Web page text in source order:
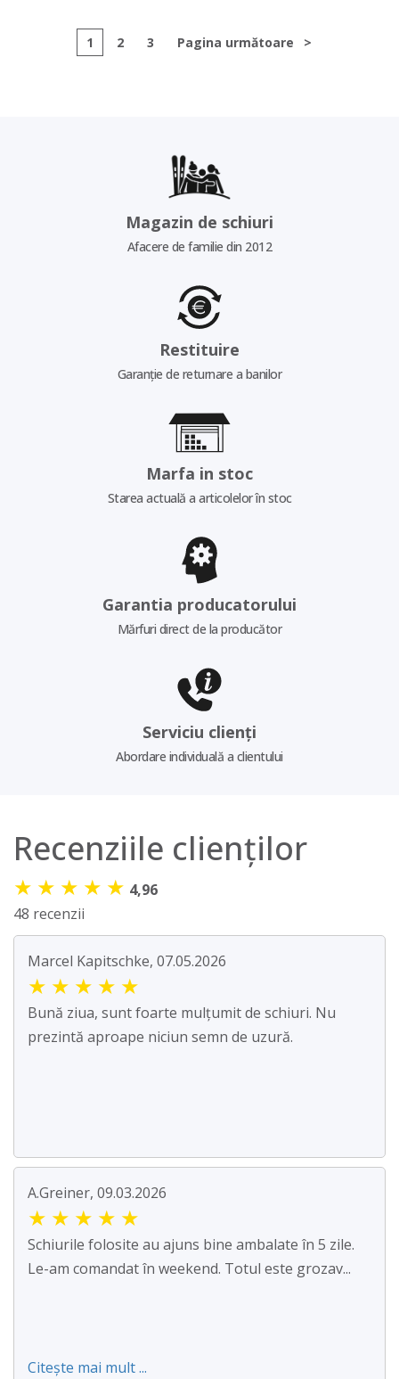
1 2 3 Pagina următoare >
Magazin de schiuri
Afacere de familie din 2012
Restituire
Garanție de returnare a banilor
Marfa in stoc
Starea actuală a articolelor în stoc
Garantia producatorului
Mărfuri direct de la producător
Serviciu clienți
Abordare individuală a clientului
Recenziile clienților
★ ★ ★ ★ ★ 4,96
48 recenzii
Marcel Kapitschke, 07.05.2026
★ ★ ★ ★ ★
Bună ziua, sunt foarte mulțumit de schiuri. Nu
prezintă aproape niciun semn de uzură.
A.Greiner, 09.03.2026
★ ★ ★ ★ ★
Schiurile folosite au ajuns bine ambalate în 5 zile.
Le-am comandat în weekend. Totul este grozav...
Citește mai mult ...